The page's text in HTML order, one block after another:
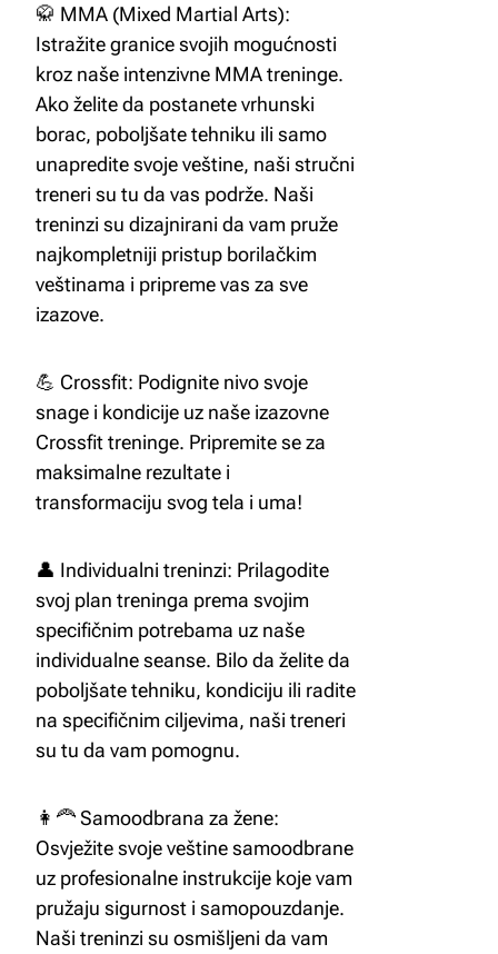
🥋 MMA (Mixed Martial Arts):
Istražite granice svojih mogućnosti
kroz naše intenzivne MMA treninge.
Ako želite da postanete vrhunski
borac, poboljšate tehniku ili samo
unapredite svoje veštine, naši stručni
treneri su tu da vas podrže. Naši
treninzi su dizajnirani da vam pruže
najkompletniji pristup borilačkim
veštinama i pripreme vas za sve
izazove.
💪 Crossfit: Podignite nivo svoje
snage i kondicije uz naše izazovne
Crossfit treninge. Pripremite se za
maksimalne rezultate i
transformaciju svog tela i uma!
👤 Individualni treninzi: Prilagodite
svoj plan treninga prema svojim
specifičnim potrebama uz naše
individualne seanse. Bilo da želite da
poboljšate tehniku, kondiciju ili radite
na specifičnim ciljevima, naši treneri
su tu da vam pomognu.
👩‍🦰 Samoodbrana za žene:
Osvježite svoje veštine samoodbrane
uz profesionalne instrukcije koje vam
pružaju sigurnost i samopouzdanje.
Naši treninzi su osmišljeni da vam